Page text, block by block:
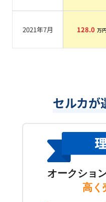
2021年7月 128.0 万
セルカが
オークショ
高く